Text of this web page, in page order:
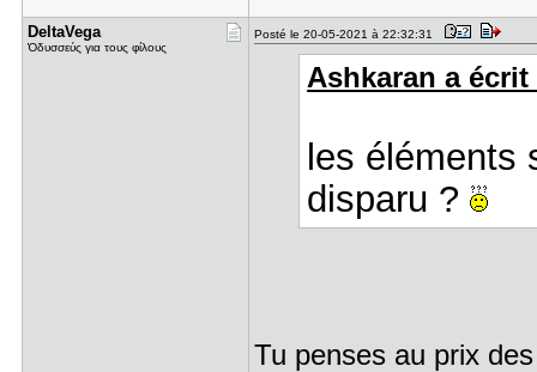
DeltaVega
Ὀδυσσεύς για τους φίλους
Posté le 20-05-2021 à 22:32:31
Ashkaran a écrit
les éléments
disparu ?
Tu penses au prix